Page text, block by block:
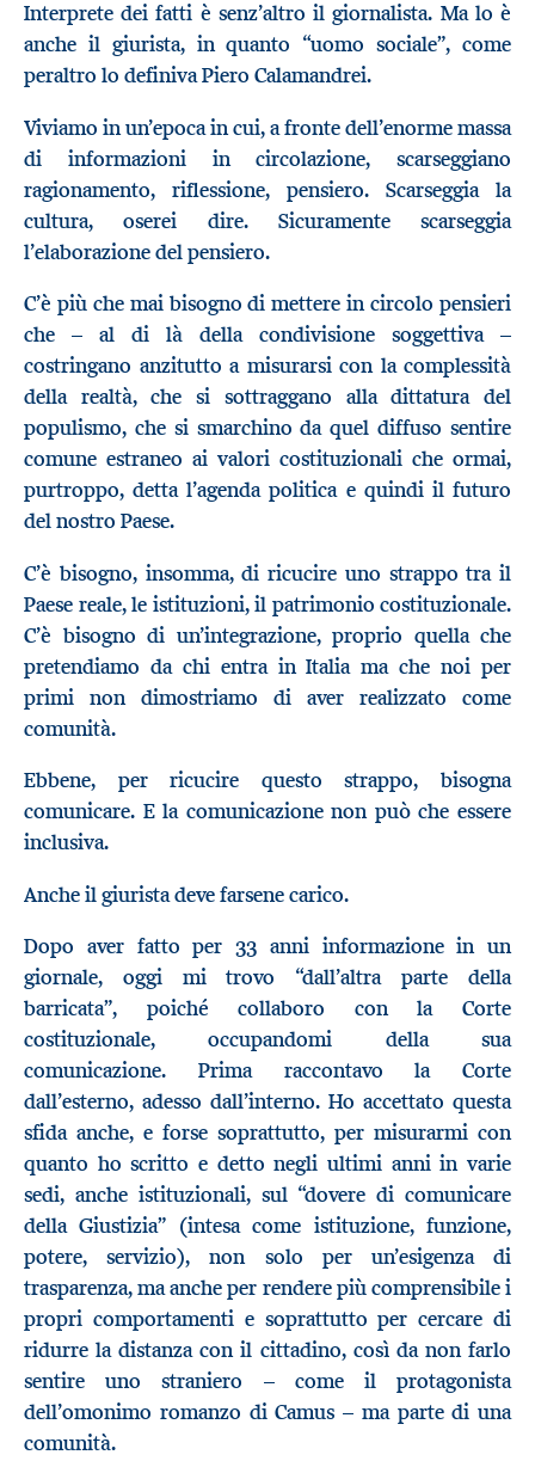
Interprete dei fatti è senz’altro il giornalista. Ma lo è
anche il giurista, in quanto “uomo sociale”, come
peraltro lo definiva Piero Calamandrei.
Viviamo in un’epoca in cui, a fronte dell’enorme massa
di informazioni in circolazione, scarseggiano
ragionamento, riflessione, pensiero. Scarseggia la
cultura, oserei dire. Sicuramente scarseggia
l’elaborazione del pensiero.
C’è più che mai bisogno di mettere in circolo pensieri
che – al di là della condivisione soggettiva –
costringano anzitutto a misurarsi con la complessità
della realtà, che si sottraggano alla dittatura del
populismo, che si smarchino da quel diffuso sentire
comune estraneo ai valori costituzionali che ormai,
purtroppo, detta l’agenda politica e quindi il futuro
del nostro Paese.
C’è bisogno, insomma, di ricucire uno strappo tra il
Paese reale, le istituzioni, il patrimonio costituzionale.
C’è bisogno di un’integrazione, proprio quella che
pretendiamo da chi entra in Italia ma che noi per
primi non dimostriamo di aver realizzato come
comunità.
Ebbene, per ricucire questo strappo, bisogna
comunicare. E la comunicazione non può che essere
inclusiva.
Anche il giurista deve farsene carico.
Dopo aver fatto per 33 anni informazione in un
giornale, oggi mi trovo “dall’altra parte della
barricata”, poiché collaboro con la Corte
costituzionale, occupandomi della sua
comunicazione. Prima raccontavo la Corte
dall’esterno, adesso dall’interno. Ho accettato questa
sfida anche, e forse soprattutto, per misurarmi con
quanto ho scritto e detto negli ultimi anni in varie
sedi, anche istituzionali, sul “dovere di comunicare
della Giustizia” (intesa come istituzione, funzione,
potere, servizio), non solo per un’esigenza di
trasparenza, ma anche per rendere più comprensibile i
propri comportamenti e soprattutto per cercare di
ridurre la distanza con il cittadino, così da non farlo
sentire uno straniero –come il protagonista
dell’omonimo romanzo di Camus – ma parte di una
comunità.